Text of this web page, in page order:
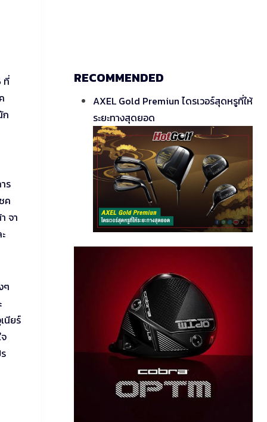
ที่
ก
ร
ค
จา
ๆ
นียร์
RECOMMENDED
AXEL Gold Premiun ไดรเวอร์สุดหรูที่ให้
ระยะทางสุดยอด